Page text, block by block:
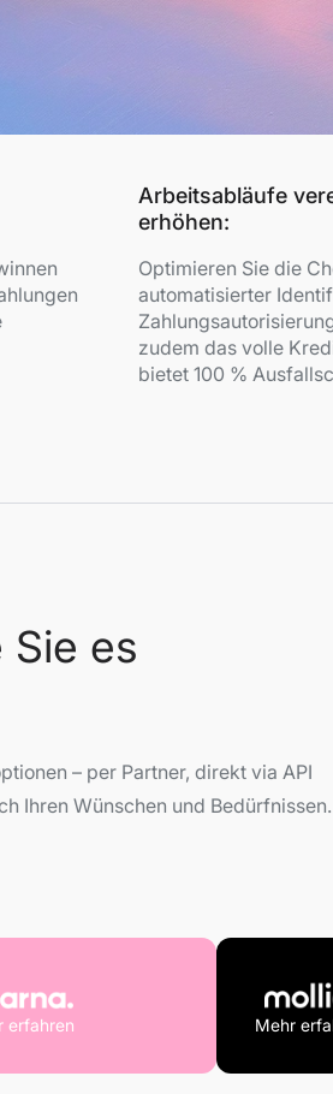
Arbeitsabläufe
erhöhen:
Optimieren Sie die
automatisierter
zudem das volle
bietet 100 %
es
– per Partner, direkt via API
Ihren Wünschen und Bedürfnissen.
erfahren Mehr